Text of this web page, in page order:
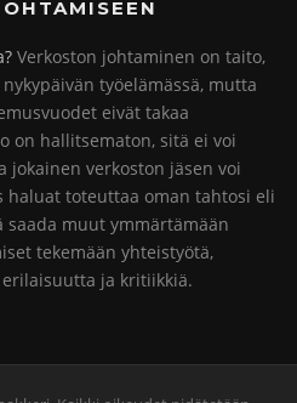
Verkoston johtaminen on taito,
työelämässä, mutta
eivät takaa
on hallitsematon, sitä ei voi
jokainen verkoston jäsen voi
haluat toteuttaa oman tahtosi eli
saada muut ymmärtämään
tekemään yhteistyötä,
ja kritiikkiä.